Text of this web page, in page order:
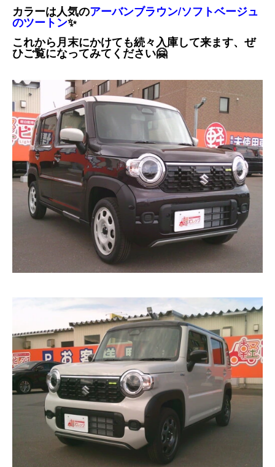
カラーは人気のアーバンブラウン/ソフトベージュ
のツートン✨
これから月末にかけても続々入庫して来ます、ぜ
ひご覧になってみてください🤗